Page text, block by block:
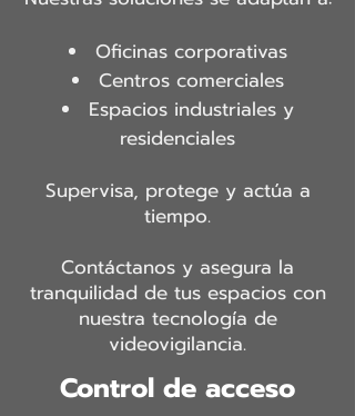
Oficinas corporativas
Centros comerciales
Espacios industriales y
residenciales
Supervisa, protege y actúa a
tiempo.
Contáctanos y asegura la
tranquilidad de tus espacios con
nuestra tecnología de
videovigilancia.
Control de acceso